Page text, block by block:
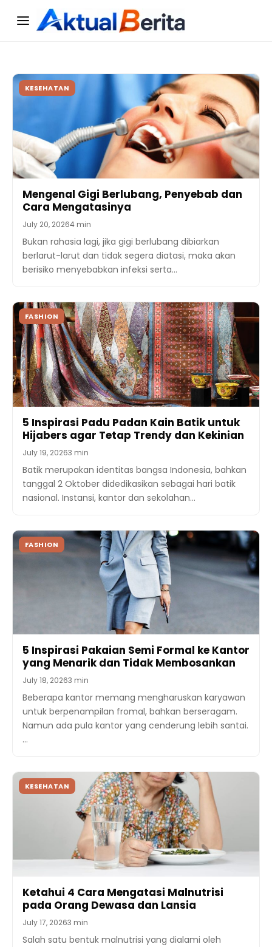
Menu
KESEHATAN
Mengenal Gigi Berlubang, Penyebab dan
Cara Mengatasinya
July 20, 20264 min
Bukan rahasia lagi, jika gigi berlubang dibiarkan
berlarut-larut dan tidak segera diatasi, maka akan
berisiko menyebabkan infeksi serta…
FASHION
5 Inspirasi Padu Padan Kain Batik untuk
Hijabers agar Tetap Trendy dan Kekinian
July 19, 20263 min
Batik merupakan identitas bangsa Indonesia, bahkan
tanggal 2 Oktober didedikasikan sebagai hari batik
nasional. Instansi, kantor dan sekolahan…
FASHION
5 Inspirasi Pakaian Semi Formal ke Kantor
yang Menarik dan Tidak Membosankan
July 18, 20263 min
Beberapa kantor memang mengharuskan karyawan
untuk berpenampilan fromal, bahkan berseragam.
Namun ada pula kantor yang cenderung lebih santai.
…
KESEHATAN
Ketahui 4 Cara Mengatasi Malnutrisi
pada Orang Dewasa dan Lansia
July 17, 20263 min
Salah satu bentuk malnutrisi yang dialami oleh